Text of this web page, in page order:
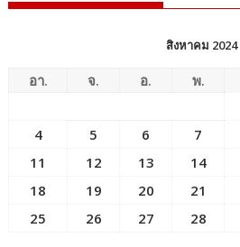
สิงหาคม 2024
อา. จ. อ. พ.
4
5 6 7
11
12 13 14
18
19 20 21
25
26 27 28